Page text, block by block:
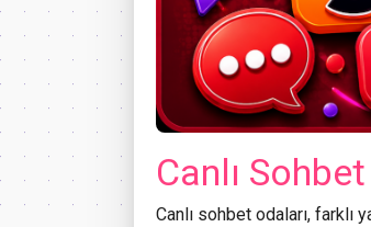
Canlı
Canlı sohbet odaları, farklı